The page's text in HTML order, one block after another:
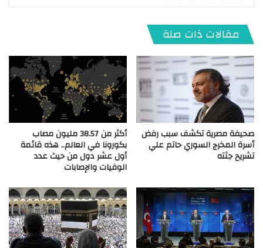
مقالات ذات صلة
صحيفة مصرية تكشف سبب رفض
أسرة المخرج السوري حاتم علي
تشريح جثته
أكثر من 38.57 مليون مصاب
بكورونا في العالم.. هذه قائمة
أول عشر دول من حيث عدد
الوفيات والإصابات